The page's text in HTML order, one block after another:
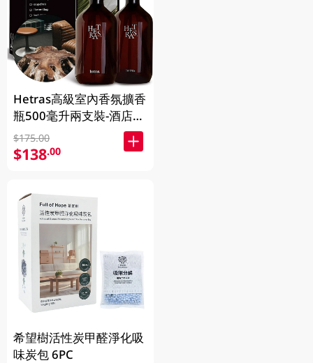
Hetras高級室內香氛擴香
瓶500毫升兩支裝-酒店木
香 1BX
$175.00
$138.00
希望樹活性炭甲醛淨化吸
味炭包 6PC